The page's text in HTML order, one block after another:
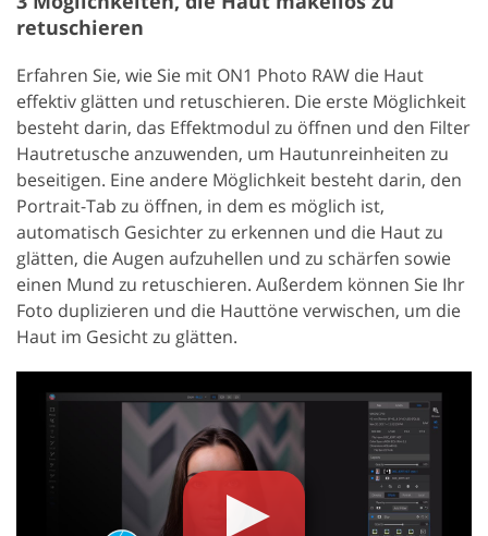
retuschieren
Erfahren Sie, wie Sie mit ON1 Photo RAW die Haut
effektiv glätten und retuschieren. Die erste Möglichkeit
besteht darin, das Effektmodul zu öffnen und den Filter
Hautretusche anzuwenden, um Hautunreinheiten zu
beseitigen. Eine andere Möglichkeit besteht darin, den
Portrait-Tab zu öffnen, in dem es möglich ist,
automatisch Gesichter zu erkennen und die Haut zu
glätten, die Augen aufzuhellen und zu schärfen sowie
einen Mund zu retuschieren. Außerdem können Sie Ihr
Foto duplizieren und die Hauttöne verwischen, um die
Haut im Gesicht zu glätten.